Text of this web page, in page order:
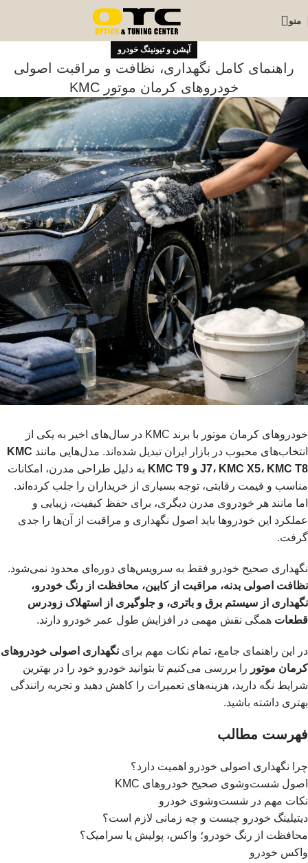
منو
آپشن و تیونینگ خودرو
راهنمای کامل نگهداری، نظافت و مراقبت اصولی
خودروهای کرمان موتور KMC
خودروهای کرمان موتور با برند KMC در سال‌های اخیر به یکی از
انتخاب‌های محبوب در بازار ایران تبدیل شده‌اند. مدل‌هایی مانند KMC
J7، KMC X5، KMC T8 و KMC T9
به دلیل طراحی مدرن، امکانات
مناسب و قیمت رقابتی، توجه بسیاری از خریداران را جلب کرده‌اند.
اما مانند هر خودروی مدرن دیگری، برای حفظ کیفیت، زیبایی و
عملکرد این خودروها باید اصول نگهداری و مراقبت از آن‌ها را جدی
گرفت.
نگهداری صحیح خودرو فقط به سرویس‌های دوره‌ای محدود نمی‌شود.
نظافت اصولی بدنه، مراقبت از کابین، محافظت از رنگ خودرو،
نگهداری از سیستم برق و باتری، و جلوگیری از استهلاک زودرس
قطعات همگی نقش مهمی در افزایش طول عمر خودرو دارند.
در این راهنمای جامع، تمام نکات مهم برای نگهداری اصولی خودروهای
کرمان موتور را بررسی می‌کنیم تا بتوانید خودرو خود را در بهترین
شرایط نگه دارید، هزینه‌های تعمیرات را کاهش دهید و تجربه رانندگی
بهتری داشته باشید.
فهرست مطالب
چرا نگهداری اصولی خودرو اهمیت دارد؟
اصول شست‌وشوی صحیح خودروهای KMC
نکات مهم در شست‌وشوی خودرو
دیتیلینگ خودرو چیست و چه زمانی لازم است؟
محافظت از رنگ خودرو؛ واکس، پولیش یا سرامیک؟
واکس خودرو